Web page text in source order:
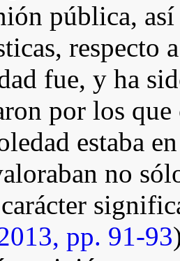
pública, así
fue, y ha
por los
estaba
no
pp. 91-93